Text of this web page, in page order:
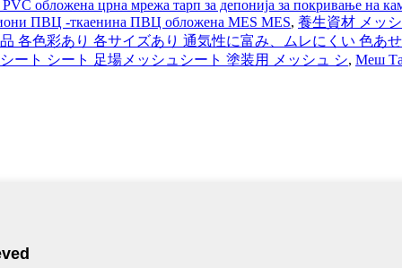
обложена црна мрежа тарп за депонија за покривање на
ПВЦ -ткаенина ПВЦ обложена MES MES, 養生資材 メッ
各色彩あり 各サイズあり 通気性に富み、ムレにくい 色あ
ート シート 足場メッシュシート 塗装用 メッシュ シ, Меш